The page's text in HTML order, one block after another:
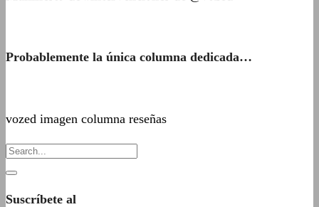
Probablemente la única columna dedicada…
vozed imagen columna reseñas
Suscríbete al